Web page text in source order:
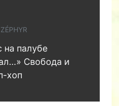
на палубе
Свобода и
хоп